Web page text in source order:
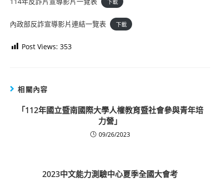
下載
內政部反詐宣導影片連結一覽表 下載
Post Views: 353
相關內容
「112年國立暨南國際大學人權教育暨社會參與青年培
力營」
09/26/2023
2023中文能力測驗中心夏季全國大會考